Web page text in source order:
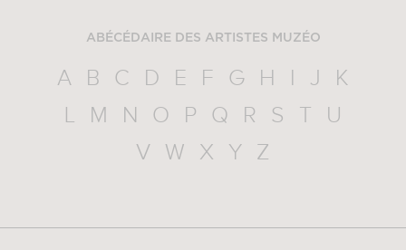
ABÉCÉDAIRE DES ARTISTES MUZÉO
A B C D E F G H I J
K
L
M N O P Q R S T
U
V
W X Y Z